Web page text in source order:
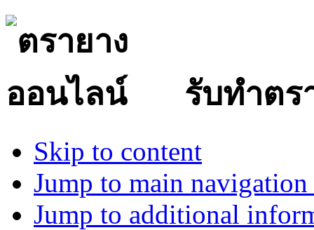
รับทำตร
Skip to content
Jump to main
Jump to additional